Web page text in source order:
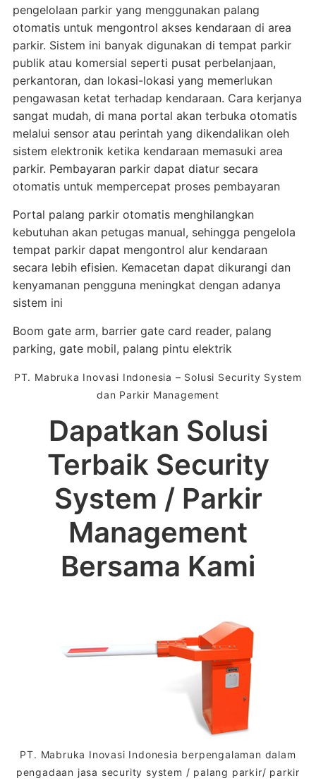
pengelolaan parkir yang menggunakan palang
otomatis untuk mengontrol akses kendaraan di area
parkir. Sistem ini banyak digunakan di tempat parkir
publik atau komersial seperti pusat perbelanjaan,
perkantoran, dan lokasi-lokasi yang memerlukan
pengawasan ketat terhadap kendaraan. Cara kerjanya
sangat mudah, di mana portal akan terbuka otomatis
melalui sensor atau perintah yang dikendalikan oleh
sistem elektronik ketika kendaraan memasuki area
parkir. Pembayaran parkir dapat diatur secara
otomatis untuk mempercepat proses pembayaran
Portal palang parkir otomatis menghilangkan
kebutuhan akan petugas manual, sehingga pengelola
tempat parkir dapat mengontrol alur kendaraan
secara lebih efisien. Kemacetan dapat dikurangi dan
kenyamanan pengguna meningkat dengan adanya
sistem ini
Boom gate arm, barrier gate card reader, palang
parking, gate mobil, palang pintu elektrik
PT. Mabruka Inovasi Indonesia – Solusi Security System
dan Parkir Management
Dapatkan Solusi
Terbaik Security
System / Parkir
Management
Bersama Kami
PT. Mabruka Inovasi Indonesia berpengalaman dalam
pengadaan jasa security system / palang parkir/ parkir